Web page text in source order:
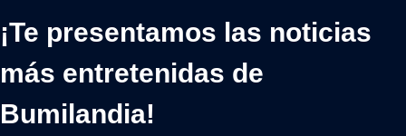
¡Te presentamos las noticias
más entretenidas de
Bumilandia!